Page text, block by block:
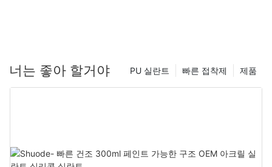
너는 좋아 할거야 제품
빠른 접착제
PU 실란트